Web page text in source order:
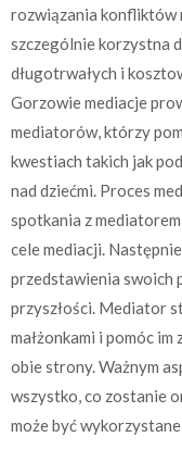
rozwiązania konfliktów
szczególnie korzystna
długotrwałych i
Gorzowie mediacje
mediatorów, którzy
kwestiach takich jak
nad dziećmi. Proces
spotkania z
cele mediacji.
przedstawienia swoich
przyszłości. Mediator
małżonkami i pomóc
obie strony. Ważnym
wszystko, co zostanie
może być